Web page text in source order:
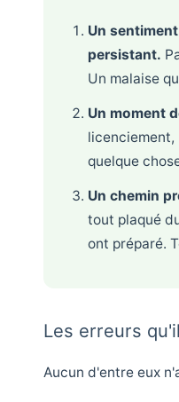
Un
persistant.
Un malaise
Un moment
licenciement,
quelque
Un chemin
tout plaqué
ont préparé.
Les erreurs
Aucun d'entre eux